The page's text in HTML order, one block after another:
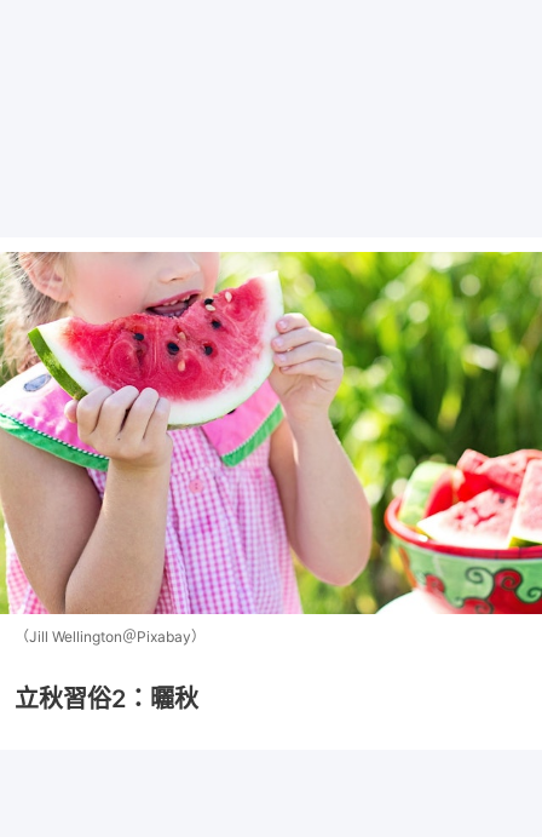
（Jill Wellington＠Pixabay）
立秋習俗2：曬秋